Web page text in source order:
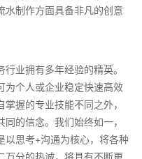
水制作方面具备非凡的创意
业拥有多年经验的精英。
为个人或企业稳定快速高效
握的专业技能不同之外，
的信念。我们始终如一，
思考+沟通为核心，将各种
万分的热诚，将具有不断更